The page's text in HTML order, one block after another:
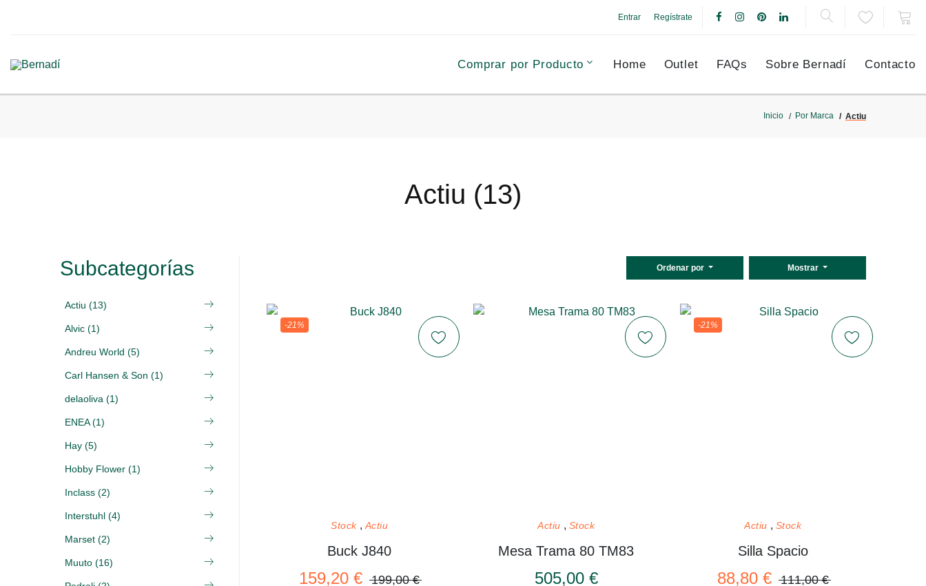
Entrar Regístrate
Comprar por Producto Home Outlet FAQs Sobre Bernadí Contacto
Inicio Por Marca Actiu
Actiu (13)
Ordenar por Mostrar
-21%
Stock Actiu
Buck J840
159,20 € 199,00 €
Actiu Stock
Mesa Trama 80 TM83
505,00 €
-21%
Actiu Stock
Silla Spacio
88,80 € 111,00 €
Subcategorías
Actiu (13)
Alvic (1)
Andreu World (5)
Carl Hansen & Son (1)
delaoliva (1)
ENEA (1)
Hay (5)
Hobby Flower (1)
Inclass (2)
Interstuhl (4)
Marset (2)
Muuto (16)